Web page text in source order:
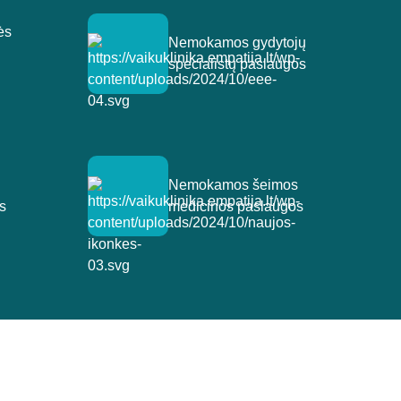
Nemokamos gydytojų
specialistų paslaugos
Nemokamos šeimos
medicinos paslaugos